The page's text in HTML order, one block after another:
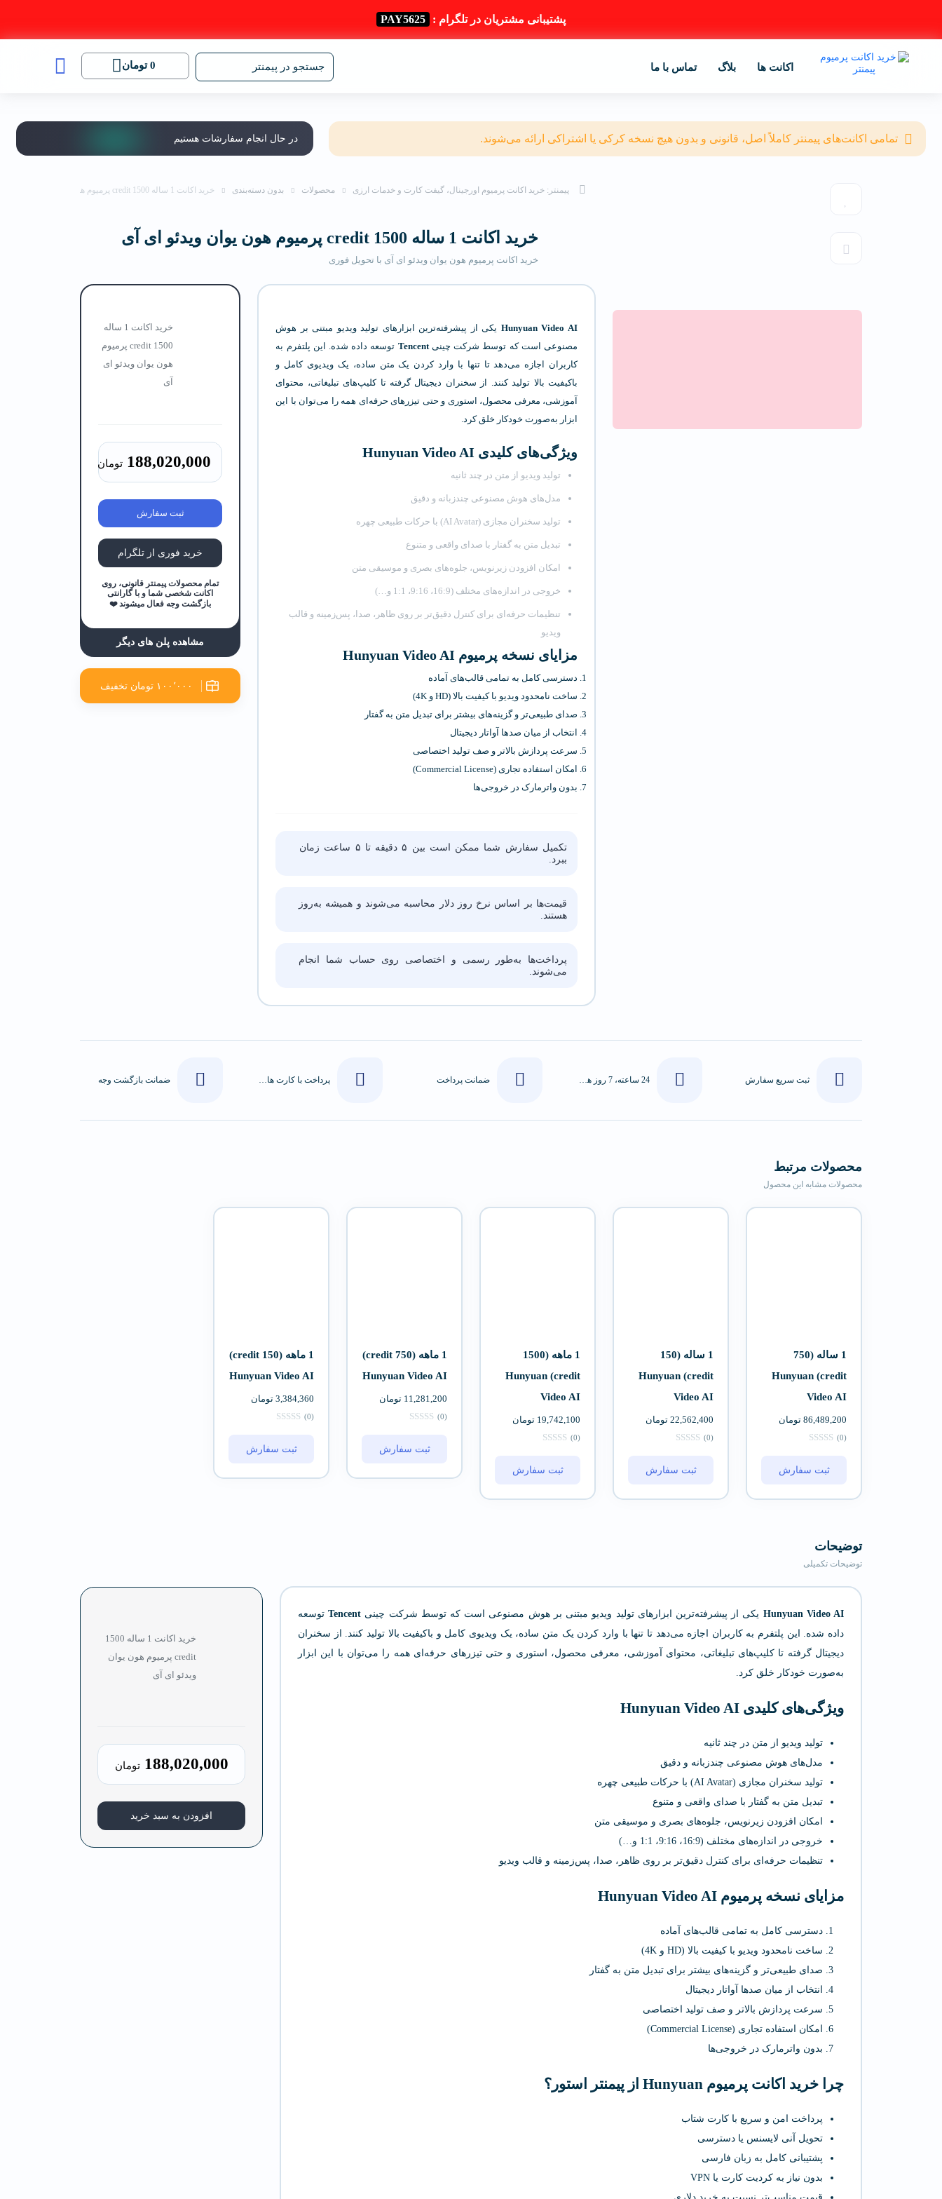
پشتیبانی مشتریان در تلگرام : PAY5625
اکانت ها بلاگ تماس با ما جستجو در پیمنتر 0 تومان
تمامی اکانت‌های پیمنتر کاملاً اصل، قانونی و بدون هیچ نسخه کرکی یا اشتراکی ارائه می‌شوند. در حال انجام سفارشات هستیم
پیمنتر: خرید اکانت پرمیوم اورجینال، گیفت کارت و خدمات ارزی محصولات بدون دسته‌بندی خرید اکانت 1 ساله 1500 credit پرمیوم هون یوان ویدئو ای آی
خرید اکانت 1 ساله 1500 credit پرمیوم هون یوان ویدئو ای آی
خرید اکانت پرمیوم هون یوان ویدئو ای آی با تحویل فوری
Hunyuan Video AI یکی از پیشرفته‌ترین ابزارهای تولید ویدیو مبتنی بر هوش
مصنوعی است که توسط شرکت چینیTencent توسعه داده شده. این پلتفرم به
کاربران اجازه می‌دهد تا تنها با وارد کردن یک متن ساده، یک ویدیوی کامل و
باکیفیت بالا تولید کنند. از سخنران دیجیتال گرفته تا کلیپ‌های تبلیغاتی، محتوای
آموزشی، معرفی محصول، استوری و حتی تیزرهای حرفه‌ای همه را می‌توان با این
ابزار به‌صورت خودکار خلق کرد.
ویژگی‌های کلیدی Hunyuan Video AI
تولید ویدیو از متن در چند ثانیه
مدل‌های هوش مصنوعی چندزبانه و دقیق
تولید سخنران مجازی (AI Avatar) با حرکات طبیعی چهره
تبدیل متن به گفتار با صدای واقعی و متنوع
امکان افزودن زیرنویس، جلوه‌های بصری و موسیقی متن
خروجی در اندازه‌های مختلف (16:9، 9:16، 1:1 و…)
تنظیمات حرفه‌ای برای کنترل دقیق‌تر بر روی ظاهر، صدا، پس‌زمینه و قالب
ویدیو
مزایای نسخه پرمیوم Hunyuan Video AI
دسترسی کامل به تمامی قالب‌های آماده
ساخت نامحدود ویدیو با کیفیت بالا (HD و 4K)
صدای طبیعی‌تر و گزینه‌های بیشتر برای تبدیل متن به گفتار
انتخاب از میان صدها آواتار دیجیتال
سرعت پردازش بالاتر و صف تولید اختصاصی
امکان استفاده تجاری (Commercial License)
بدون واترمارک در خروجی‌ها
تکمیل سفارش شما ممکن است بین ۵ دقیقه تا ۵ ساعت زمان
ببرد.
قیمت‌ها بر اساس نرخ روز دلار محاسبه می‌شوند و همیشه به‌روز
هستند.
پرداخت‌ها به‌طور رسمی و اختصاصی روی حساب شما انجام
می‌شوند.
خرید اکانت 1 ساله
1500 credit پرمیوم
هون یوان ویدئو ای
آی
188,020,000 تومان
ثبت سفارش
خرید فوری از تلگرام
تمام محصولات پیمنتر قانونی، روی
اکانت شخصی شما و با گارانتی
بازگشت وجه فعال میشوند ❤️
مشاهده پلن های دیگر
۱۰۰٬۰۰۰ تومان تخفیف
ثبت سریع سفارش 24 ساعته، 7 روز هفته ضمانت پرداخت پرداخت با کارت های عضو شتاب ضمانت بازگشت وجه
محصولات مرتبط
محصولات مشابه این محصول
1 ساله (750
credit) Hunyuan
Video AI
86,489,200 تومان
(0)
ثبت سفارش
1 ساله (150
credit) Hunyuan
Video AI
22,562,400 تومان
(0)
ثبت سفارش
1 ماهه (1500
credit) Hunyuan
Video AI
19,742,100 تومان
(0)
ثبت سفارش
1 ماهه (750 credit)
Hunyuan Video AI
11,281,200 تومان
(0)
ثبت سفارش
1 ماهه (150 credit)
Hunyuan Video AI
3,384,360 تومان
(0)
ثبت سفارش
توضیحات
توضیحات تکمیلی
Hunyuan Video AI یکی از پیشرفته‌ترین ابزارهای تولید ویدیو مبتنی بر هوش مصنوعی است که توسط شرکت چینی Tencentتوسعه
داده شده. این پلتفرم به کاربران اجازه می‌دهد تا تنها با وارد کردن یک متن ساده، یک ویدیوی کامل و باکیفیت بالا تولید کنند. از سخنران
دیجیتال گرفته تا کلیپ‌های تبلیغاتی، محتوای آموزشی، معرفی محصول، استوری و حتی تیزرهای حرفه‌ای همه را می‌توان با این ابزار
به‌صورت خودکار خلق کرد.
ویژگی‌های کلیدی Hunyuan Video AI
تولید ویدیو از متن در چند ثانیه
مدل‌های هوش مصنوعی چندزبانه و دقیق
تولید سخنران مجازی (AI Avatar) با حرکات طبیعی چهره
تبدیل متن به گفتار با صدای واقعی و متنوع
امکان افزودن زیرنویس، جلوه‌های بصری و موسیقی متن
خروجی در اندازه‌های مختلف (16:9، 9:16، 1:1 و…)
تنظیمات حرفه‌ای برای کنترل دقیق‌تر بر روی ظاهر، صدا، پس‌زمینه و قالب ویدیو
مزایای نسخه پرمیوم Hunyuan Video AI
دسترسی کامل به تمامی قالب‌های آماده
ساخت نامحدود ویدیو با کیفیت بالا (HD و 4K)
صدای طبیعی‌تر و گزینه‌های بیشتر برای تبدیل متن به گفتار
انتخاب از میان صدها آواتار دیجیتال
سرعت پردازش بالاتر و صف تولید اختصاصی
امکان استفاده تجاری (Commercial License)
بدون واترمارک در خروجی‌ها
چرا خرید اکانت پرمیوم Hunyuan از پیمنتر استور؟
پرداخت امن و سریع با کارت شتاب
تحویل آنی لایسنس یا دسترسی
پشتیبانی کامل به زبان فارسی
بدون نیاز به کردیت کارت یا VPN
خرید اکانت 1 ساله 1500
credit پرمیوم هون یوان
ویدئو ای آی
188,020,000 تومان
افزودن به سبد خرید